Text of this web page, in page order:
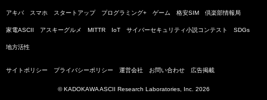
アキバ スマホ スタートアップ プログラミング+ ゲーム 格安SIM 倶楽部情報局
家電ASCII アスキーグルメ MITTR IoT サイバーセキュリティ小説コンテスト SDGs
地方活性
サイトポリシー プライバシーポリシー 運営会社 お問い合わせ 広告掲載
© KADOKAWA ASCII Research Laboratories, Inc. 2026